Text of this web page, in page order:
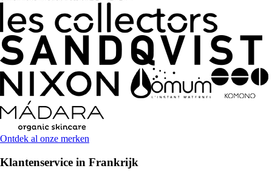
Ontdek al onze merken
Klantenservice in Frankrijk